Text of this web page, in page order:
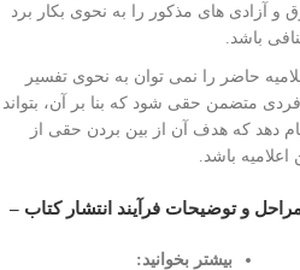
و آزادی های مذکور را به نحوی بکار برد
باشد.
حاضر را نمی توان به نحوی تفسیر
متضمن حقی شود که بنا بر آن، بتواند
دهد که هدف آن از بین بردن حقی از
باشد.
و توضیحات فرآیند انتشار کتاب –
بیشتر بخوانید: